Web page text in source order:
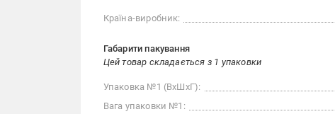
Країна-виробник:
Габарити пакування
Цей товар складається з 1 упаковки
Упаковка №1 (ВхШхГ):
Вага упаковки №1: